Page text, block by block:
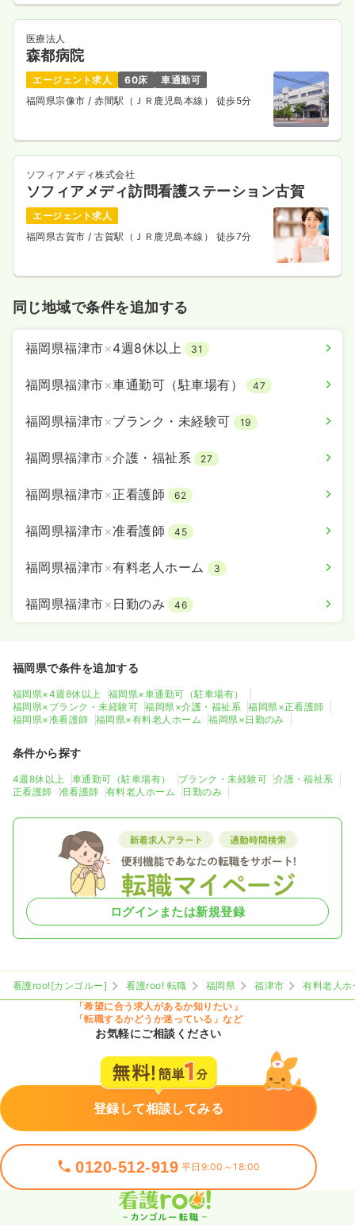
医療法人
森都病院
エージェント求人 60床
車通勤可
福岡県宗像市 / 赤間駅（ＪＲ鹿児島本線） 徒歩5分
ソフィアメディ株式会社
ソフィアメディ訪問看護ステーション古賀
エージェント求人
福岡県古賀市 / 古賀駅（ＪＲ鹿児島本線） 徒歩7分
同じ地域で条件を追加する
福岡県福津市×4週8休以上 31
福岡県福津市×車通勤可（駐車場有） 47
福岡県福津市×ブランク・未経験可 19
福岡県福津市×介護・福祉系 27
福岡県福津市×正看護師 62
福岡県福津市×准看護師 45
福岡県福津市×有料老人ホーム 3
福岡県福津市× 日勤のみ 46
福岡県で条件を追加する
福岡県×4週8休以上
福岡県×車通勤可（駐車場有）
福岡県×ブランク・未経験可
福岡県×介護・福祉系
福岡県×正看護師
福岡県×准看護師
福岡県×有料老人ホーム 福岡県×日勤のみ
条件から探す
4週8休以上 車通勤可（駐車場有） ブランク・未経験可
介護・福祉系
正看護師
准看護師 有料老人ホーム 日勤のみ
ログインまたは新規登録
看護roo![カンゴルー] 看護roo! 転職 福岡県 福津市
有料老人
「希望に合う求人があるか知りたい」
「転職するかどうか迷っている」など
お気軽にご相談ください
登録して相談してみる
0120-512-919 平日9:00～18:00